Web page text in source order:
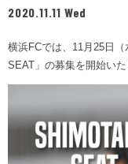
試合
席種・価格表
チケット購入方法
販売スケジュール
ニッパツシート
Buy Ticket Here
スケジュール
横浜FC観戦ガイド
観戦ルール・マナー
クラブ
フリ丸のページ
ファン
横浜FC公式オンラ
アカデミー
2020.11.11 Wed
横浜FCでは、11月25日
SEAT」の募集を開始い